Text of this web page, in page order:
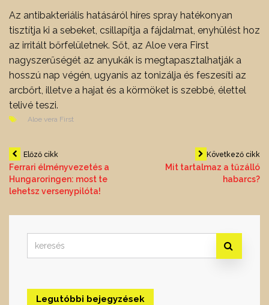
Az antibakteriális hatásáról híres spray hatékonyan
tisztítja ki a sebeket, csillapítja a fájdalmat, enyhülést hoz
az irritált bőrfelületnek. Sőt, az Aloe vera First
nagyszerűségét az anyukák is megtapasztalhatják a
hosszú nap végén, ugyanis az tonizálja és feszesíti az
arcbőrt, illetve a hajat és a körmöket is szebbé, élettel
telivé teszi.
Aloe vera First
Bejegyzés
navigáció
Előző cikk
Ferrari élményvezetés a
Hungaroringen: most te
lehetsz versenypilóta!
Következő cikk
Mit tartalmaz a tűzálló
habarcs?
for:
Legutóbbi bejegyzések